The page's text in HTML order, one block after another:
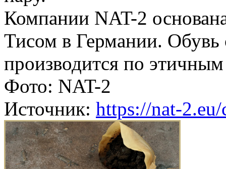
Компании NAT-2
Тисом в Германии. Обувь
производится по
Фото: NAT-2
Источник: https://nat-